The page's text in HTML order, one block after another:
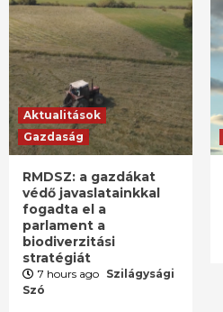
Aktualitások
Gazdaság
RMDSZ: a gazdákat
védő javaslatainkkal
fogadta el a
parlament a
biodiverzitási
stratégiát
7 hours ago Szilágysági
Szó